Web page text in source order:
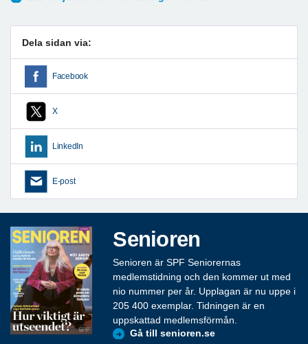
Dela sidan via:
Facebook
X
LinkedIn
E-post
Senioren
Senioren är SPF Seniorernas
medlemstidning och den kommer ut med
nio nummer per år. Upplagan är nu uppe i
205 400 exemplar. Tidningen är en
uppskattad medlemsförmån.
Gå till senioren.se